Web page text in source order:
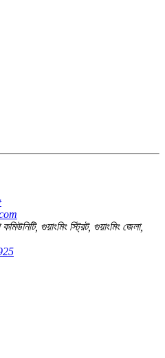
গুয়াংমিং স্ট্রিট, গুয়াংমিং জেলা,